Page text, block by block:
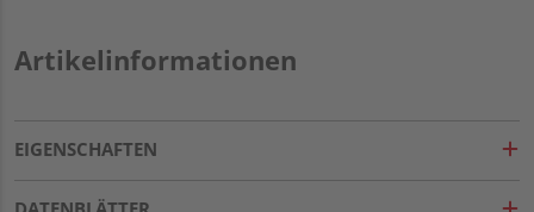
Artikelinformationen
EIGENSCHAFTEN